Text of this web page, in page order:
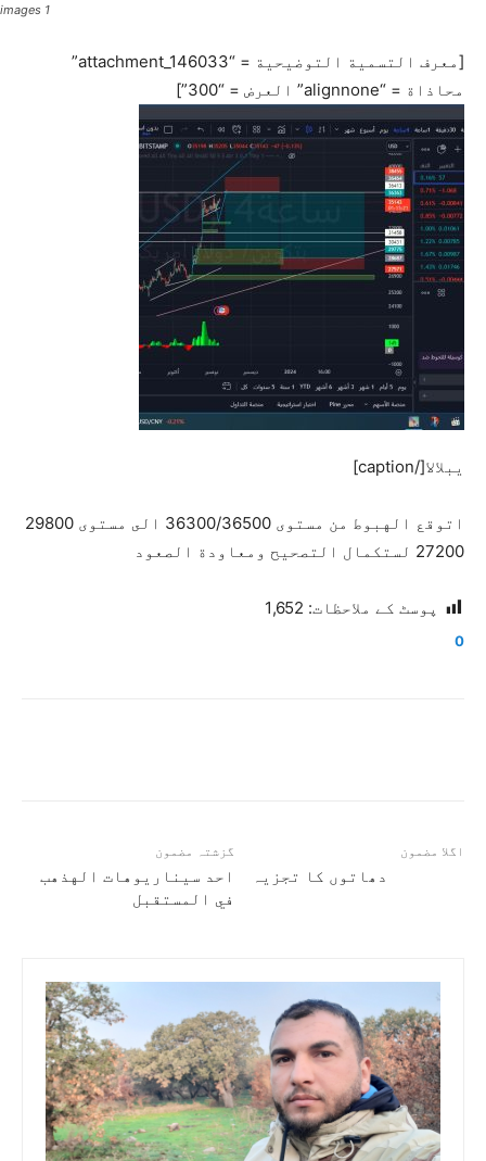
images 1
[معرف التسمية التوضيحية = “attachment_146033”
محاذاة = “alignnone” العرض = “300”]
يبلالا[/caption]
اتوقع الهبوط من مستوى 36300/36500 الى مستوى 29800
27200 لستكمال التصحيح ومعاودة الصعود
پوسٹ کے ملاحظات: 1,652
0
گزشتہ مضمون
احد سيناريوهات الهذهب
في المستقبل
اگلا مضمون
دھاتوں کا تجزیہ